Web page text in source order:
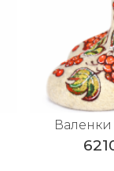
Валенки